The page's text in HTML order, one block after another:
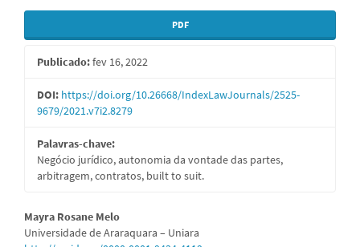
Barra
lateral
de
artigos
PDF
Publicado:fev 16, 2022
DOI: https://doi.org/10.26668/IndexLawJournals/2525-
9679/2021.v7i2.8279
Palavras-chave:
Negócio jurídico, autonomia da vontade das partes,
arbitragem, contratos, built to suit.
Conteúdo
Mayra Rosane Melo
Universidade de Araraquara – Uniara